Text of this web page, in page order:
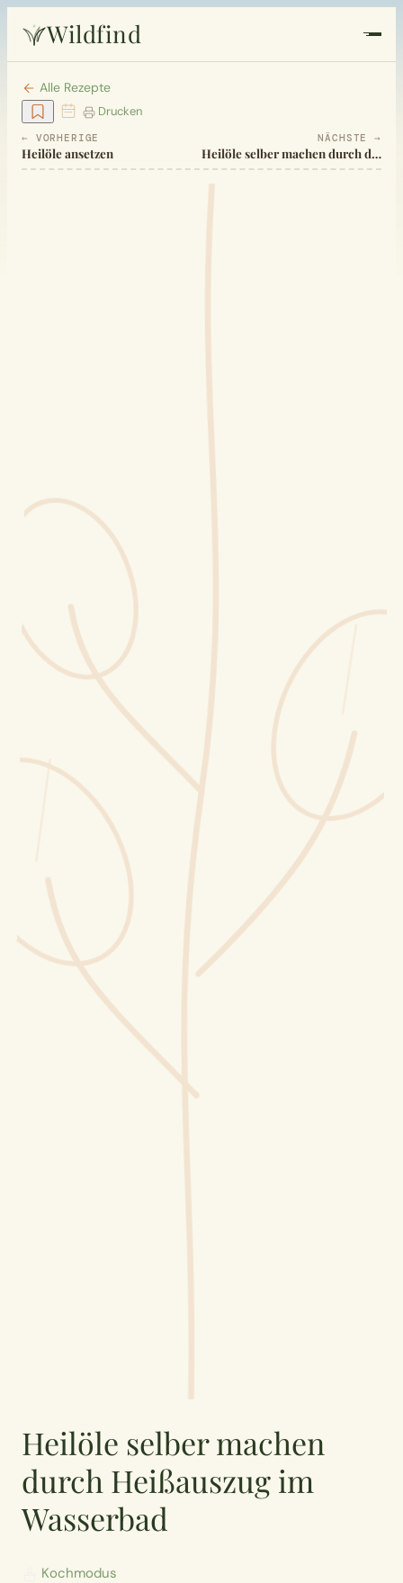
Wildfind
Startseite
Pflanzen
Blüten-Finder
Phänologie-Radar
Vogelstimmen
Gartenplaner
Düngeberater
Challenges
Wusstest du?
Sammlungen
Selber machen
Glossar
Alle Rezepte
Drucken
← VORHERIGE
Heilöle ansetzen
NÄCHSTE →
Heilöle selber machen durch direkten Heißauszug
Heilöle selber machen
durch Heißauszug im
Wasserbad
Kochmodus